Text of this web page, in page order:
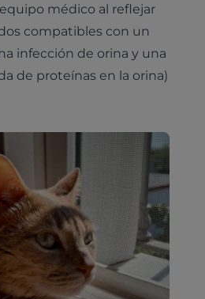
médico al reflejar
compatibles con un
infección de orina y una
de proteínas en la orina)